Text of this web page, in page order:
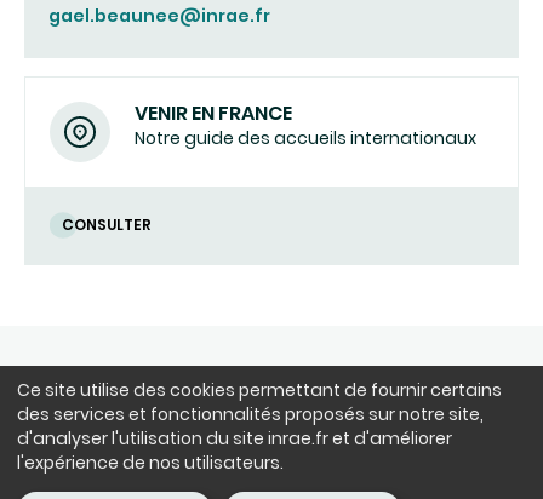
Ce site utilise des cookies permettant de fournir certains
des services et fonctionnalités proposés sur notre site,
d'analyser l'utilisation du site inrae.fr et d'améliorer
l'expérience de nos utilisateurs.
gael.beaunee@inrae.fr
VENIR EN FRANCE
Notre guide des accueils internationaux
CONSULTER
NOUS SUIVRE
LinkedInFacebook
BlueSkyinstagram
Youtube
X